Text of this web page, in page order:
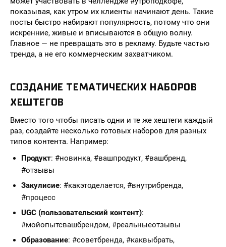
показывая, как утром их клиенты начинают день. Такие
посты быстро набирают популярность, потому что они
искренние, живые и вписываются в общую волну.
Главное — не превращать это в рекламу. Будьте частью
тренда, а не его коммерческим захватчиком.
СОЗДАНИЕ ТЕМАТИЧЕСКИХ НАБОРОВ
ХЕШТЕГОВ
Вместо того чтобы писать одни и те же хештеги каждый
раз, создайте несколько готовых наборов для разных
типов контента. Например:
Продукт: #новинка, #вашпродукт, #вашбренд,
#отзывы
Закулисие: #какэтоделается, #внутрибренда,
#процесс
UGC (пользовательский контент):
#мойопытсвашбрендом, #реальныеотзывы
Образование: #советбренда, #каквыбрать,